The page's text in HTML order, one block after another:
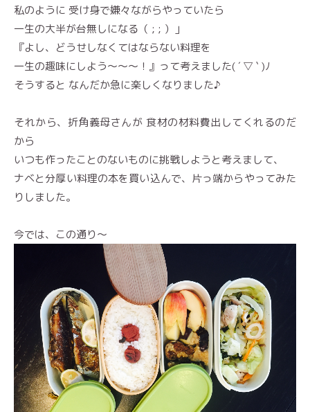
私のように 受け身で嫌々ながらやっていたら
一生の大半が台無しになる（ ; ; ）」
『よし、どうせしなくてはならない料理を
一生の趣味にしよう〜〜〜！』って考えました( ´ ▽ ` )ﾉ
そうすると なんだか急に楽しくなりました♪
それから、折角義母さんが 食材の材料費出してくれるのだ
から
いつも作ったことのないものに挑戦しようと考えまして、
ナベと分厚い料理の本を買い込んで、片っ端からやってみた
りしました。
今では、この通り〜